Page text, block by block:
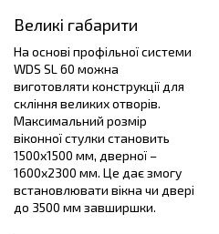
Великі габарити
На основі профільної системи
WDS SL 60 можна
виготовляти конструкції для
скління великих отворів.
Максимальний розмір
віконної стулки становить
1500х1500 мм, дверної –
1600х2300 мм. Це дає змогу
встановлювати вікна чи двері
до 3500 мм завширшки.